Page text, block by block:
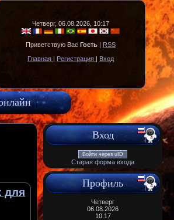
Четверг, 06.08.2026, 10:17
Приветствую Вас Гость | RSS
Главная | Регистрация | Вход
для
Вход
Войти через uID
Старая форма входа
Профиль
Четверг
06.08.2026
10:17